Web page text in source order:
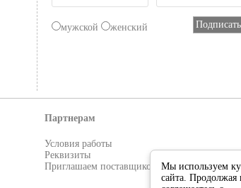
мужской женский
Партнерам
Условия работы
Реквизиты
Приглашаем поставщиков
Мы используем
сайта. Продолжая